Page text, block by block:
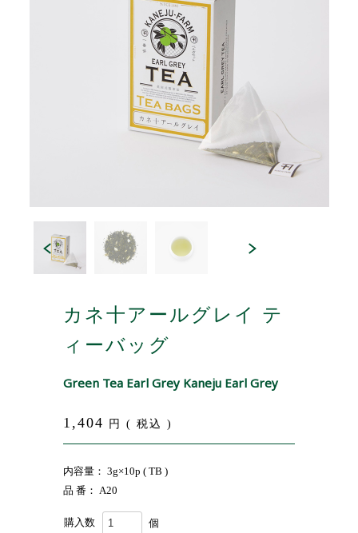
カネ十アールグレイ テ
ィーバッグ
Green Tea Earl Grey Kaneju Earl Grey
1,404 円 ( 税込 )
内容量： 3g×10p ( TB )
品 番： A20
購入数 個